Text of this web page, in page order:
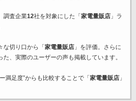
調査企業12社を対象にした「 家電量販店」ラ
な切り口から「 家電量販店」を評価。さらに
、実際のユーザーの声も掲載しています。
満足度”からも比較することで「 家電量販店」